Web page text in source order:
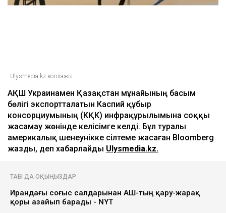
Ulysmedia.kz коллажы
АҚШ Украинамен Қазақстан мұнайының басым
бөлігі экспортталатын Каспий құбыр
консорциумының (КҚК) инфрақұрылымына соққы
жасамау жөнінде келісімге келді. Бұл туралы
америкалық шенеунікке сілтеме жасаған Bloomberg
жазды, деп хабарлайды Ulysmedia.kz.
ТАҒЫ ДА ОҚЫҢЫЗДАР
Ирандағы соғыс салдарынан АҚШ-тың қару-жарақ
қоры азайып барады - NYT